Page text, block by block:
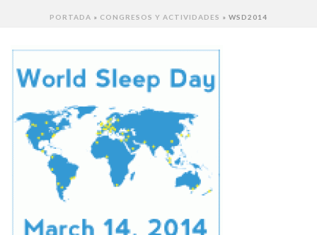
PORTADA » CONGRESOS Y ACTIVIDADES » WSD2014